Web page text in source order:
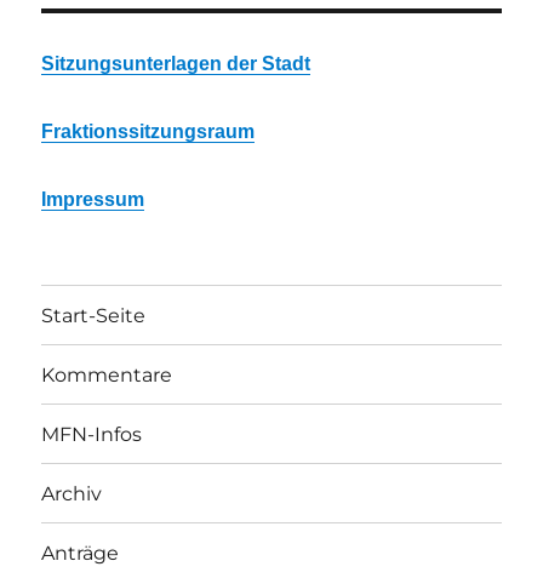
Sitzungsunterlagen der Stadt
Fraktionssitzungsraum
Impressum
Start-Seite
Kommentare
MFN-Infos
Archiv
Anträge